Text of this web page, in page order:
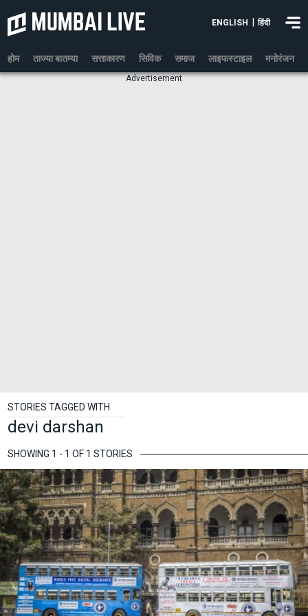
ENGLISH हिंदी
होम ताज्या बातम्या सत्ताकारण सिविक समाज लाइफस्टाइल मनोरंजन
Advertisement
STORIES TAGGED WITH
devi darshan
SHOWING 1 - 1 OF 1 STORIES